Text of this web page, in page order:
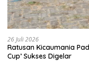
26 Juli 2026
Ratusan Kicaumania
Cup’ Sukses Digelar